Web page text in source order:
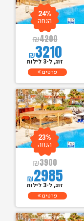
₪4200
₪3210
24%
הנחה
זוג, ל-3 לילות
פרטים
₪3900
₪2985
23%
הנחה
זוג, ל-3 לילות
פרטים